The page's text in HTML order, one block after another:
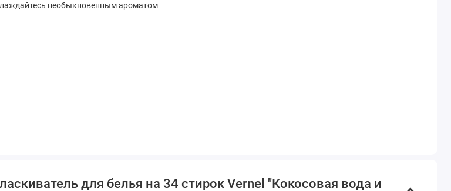
необыкновенным ароматом
аромакапсулам.для белья на 34 стирок Vernel "Кокосовая вода и